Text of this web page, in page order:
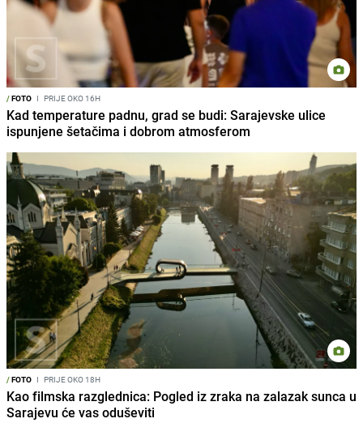
/FOTO I PRIJE OKO 16H
Kad temperature padnu, grad se budi: Sarajevske ulice
ispunjene šetačima i dobrom atmosferom
/FOTO I PRIJE OKO 18H
Kao filmska razglednica: Pogled iz zraka na zalazak sunca u
Sarajevu će vas oduševiti